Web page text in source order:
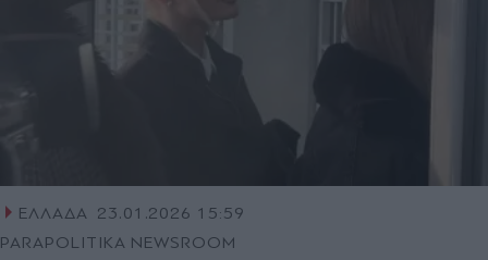
ΕΛΛΑΔΑ
23.01.2026 15:59
PARAPOLITIKA NEWSROOM